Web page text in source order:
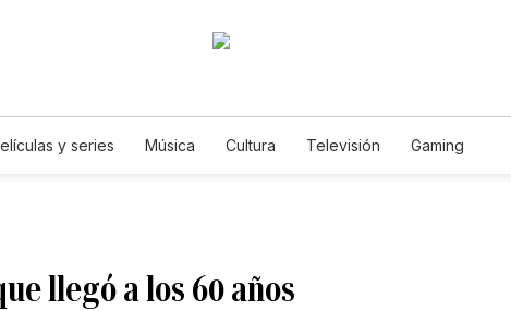
y series Música Cultura Televisión Gaming
llegó a los 60 años